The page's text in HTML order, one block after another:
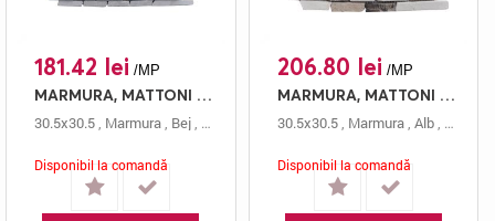
181.42 lei /MP
MARMURA, MATTONI STN 856 CREAM, MOZAIC, 30.5X30.5, 0.5, ANTICHIZAT
30.5x30.5, Marmura, Bej, Antichizat Mozaic,0.5 Cm,Mattoni
Disponibil la comandă
206.80 lei /MP
MARMURA, MATTONI STN 851 MIX EMPERADOR, MOZAIC, 30.5X30.5, 0.5, ANTICHIZAT
30.5x30.5, Marmura, Alb,
Disponibil la comandă